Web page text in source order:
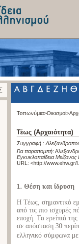
Τοπωνύμια>Οικισμοί>
Τέως (Αρχαιότητα)
Συγγραφή :
Για παραπομπή:
Εγκυκλοπαίδεια
URL: <http://www.ehw.gr/
1. Θέση και ίδρυση
H Τέως, σημαντικό
από τις πιο ισχυρές
εποχή. Τα ερείπιά
σε απόσταση 30
ελληνικό σύμφωνα με